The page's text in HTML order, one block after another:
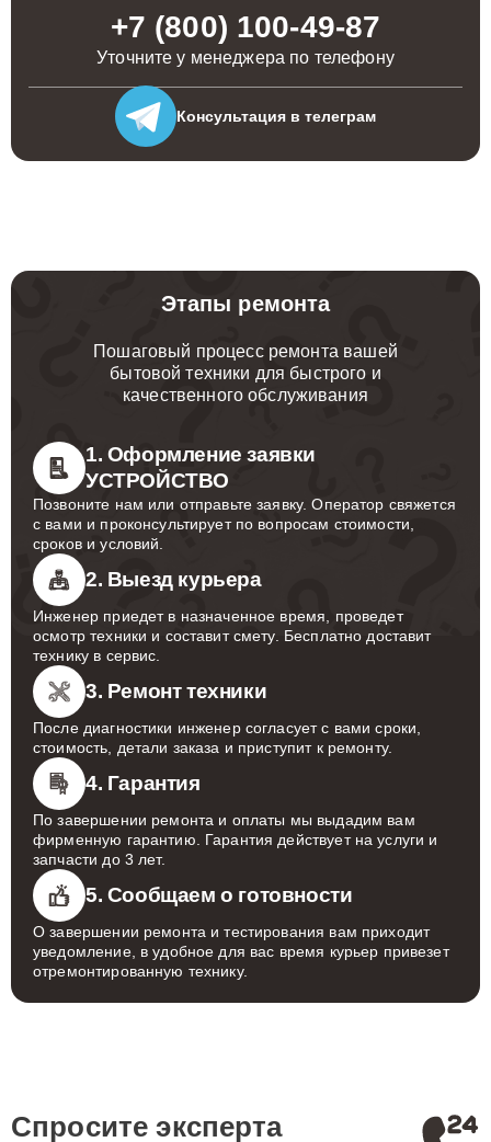
+7 (800) 100-49-87
Уточните у менеджера по телефону
Консультация в телеграм
Этапы ремонта
Пошаговый процесс ремонта вашей
бытовой техники для быстрого и
качественного обслуживания
1. Оформление заявки
УСТРОЙСТВО
Позвоните нам или отправьте заявку. Оператор свяжется
с вами и проконсультирует по вопросам стоимости,
сроков и условий.
2. Выезд курьера
Инженер приедет в назначенное время, проведет
осмотр техники и составит смету. Бесплатно доставит
технику в сервис.
3. Ремонт техники
После диагностики инженер согласует с вами сроки,
стоимость, детали заказа и приступит к ремонту.
4. Гарантия
По завершении ремонта и оплаты мы выдадим вам
фирменную гарантию. Гарантия действует на услуги и
запчасти до 3 лет.
5. Сообщаем о готовности
О завершении ремонта и тестирования вам приходит
уведомление, в удобное для вас время курьер привезет
отремонтированную технику.
Спросите эксперта